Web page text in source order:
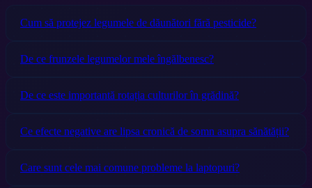
Cum să protejez legumele de dăunători fără pesticide?
De ce frunzele legumelor mele îngălbenesc?
De ce este importantă rotația culturilor în grădină?
Ce efecte negative are lipsa cronică de somn asupra sănătății?
Care sunt cele mai comune probleme la laptopuri?